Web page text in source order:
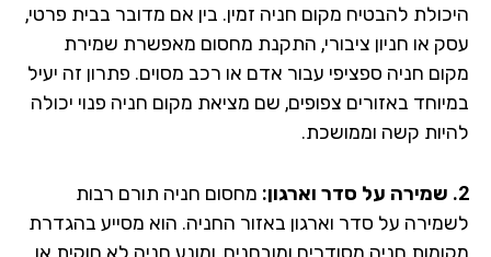
להבטיח מקום חניה זמין. בין אם מדובר בבית פרטי,
או חניון ציבורי, התקנת מחסום מאפשרת שמירת
חניה ספציפי עבור אדם או רכב מסוים. פתרון זה יעיל
באזורים צפופים, שם מציאת מקום חניה פנוי יכולה
קשה וממושכת.
מחסום חניה תורם רבות
על סדר וארגון באזור החניה. הוא מסייע בהגדרת
חניה מסודרים ומובחנים, ומונע חניה לא חוקית או